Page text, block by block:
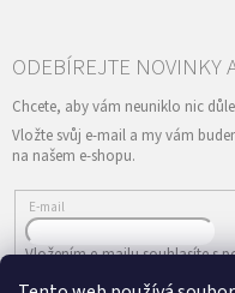
Vložte svůj e-mail a my vám
na našem e-shopu.
E-mail
Vložením e-mailu souhlasíte s